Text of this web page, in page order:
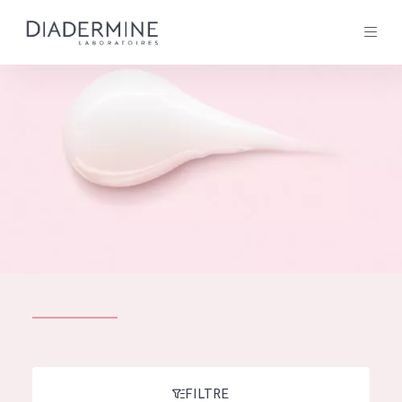
SOLUTIONS POUR LA PEAU
TOUS LES PRODUIT
Composition
FILTRE